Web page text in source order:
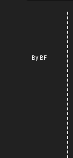
ByBF